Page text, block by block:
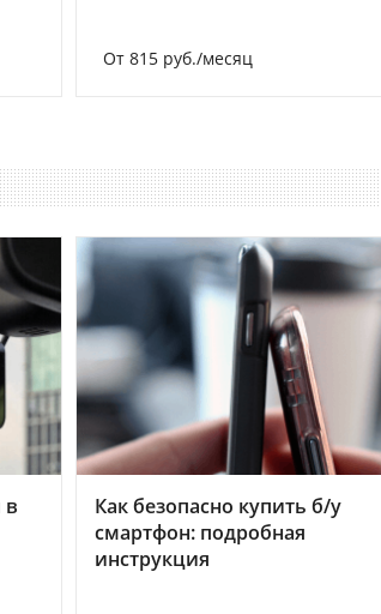
От 815 руб./месяц
в
Как безопасно купить б/у
смартфон: подробная
инструкция